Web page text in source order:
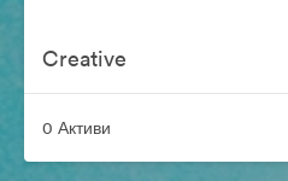
Creative
0 Активи